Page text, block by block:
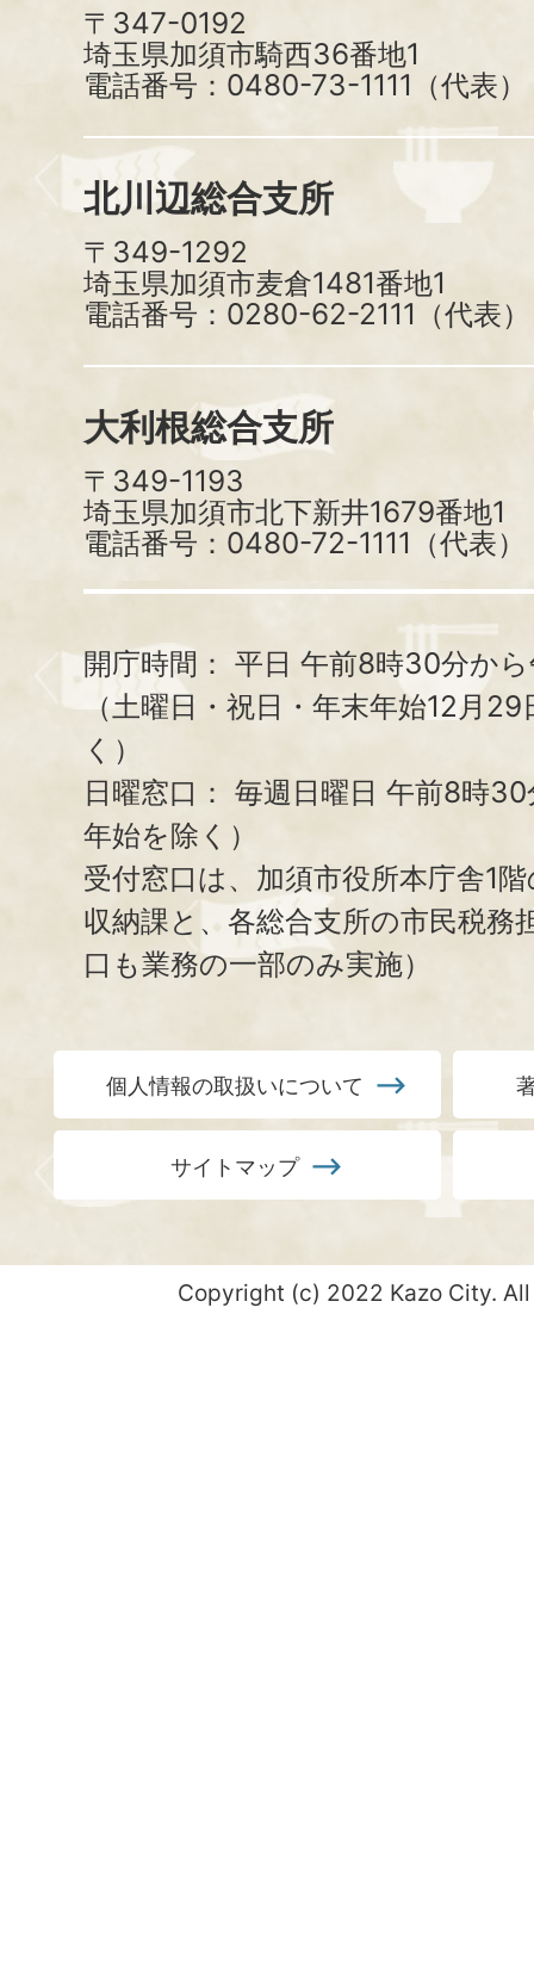
〒347-0192
埼玉県加須市騎西36番地1
電話番号：0480-73-1111（代表）
北川辺総合支所
〒349-1292
埼玉県加須市麦倉1481番地1
電話番号：0280-62-2111（代表）
大利根総合支所
〒349-1193
埼玉県加須市北下新井1679番地1
電話番号：0480-72-1111（代表）
開庁時間： 平日 午前8時30分か
（土曜日・祝日・年末年始12月
く）
日曜窓口： 毎週日曜日 午前8時
年始を除く）
受付窓口は、加須市役所本庁舎1
収納課と、 各総合支所の市民税務
口も業務の一部のみ実施）
個人情報の取扱いについて
サイトマップ
Copyright (c) 2022 Kazo City.